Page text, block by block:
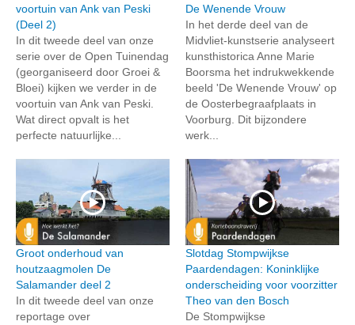
voortuin van Ank van Peski
(Deel 2)
In dit tweede deel van onze
serie over de Open Tuinendag
(georganiseerd door Groei &
Bloei) kijken we verder in de
voortuin van Ank van Peski.
Wat direct opvalt is het
perfecte natuurlijke...
De Wenende Vrouw
In het derde deel van de
Midvliet-kunstserie analyseert
kunsthistorica Anne Marie
Boorsma het indrukwekkende
beeld 'De Wenende Vrouw' op
de Oosterbegraafplaats in
Voorburg. Dit bijzondere
werk...
Groot onderhoud van
houtzaagmolen De
Salamander deel 2
In dit tweede deel van onze
reportage over
Slotdag Stompwijkse
Paardendagen: Koninklijke
onderscheiding voor voorzitter
Theo van den Bosch
De Stompwijkse